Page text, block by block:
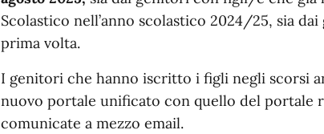
Scolastico nell’anno scolastico 2024/25, sia
prima volta.
I genitori che hanno iscritto i figli negli scorsi
nuovo portale unificato con quello del portale
comunicate a mezzo email.